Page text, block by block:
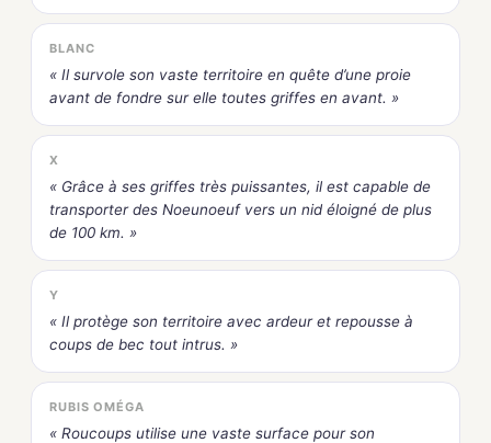
BLANC
« Il survole son vaste territoire en quête d’une proie
avant de fondre sur elle toutes griffes en avant. »
X
« Grâce à ses griffes très puissantes, il est capable de
transporter des Noeunoeuf vers un nid éloigné de plus
de 100 km. »
Y
« Il protège son territoire avec ardeur et repousse à
coups de bec tout intrus. »
RUBIS OMÉGA
« Roucoups utilise une vaste surface pour son